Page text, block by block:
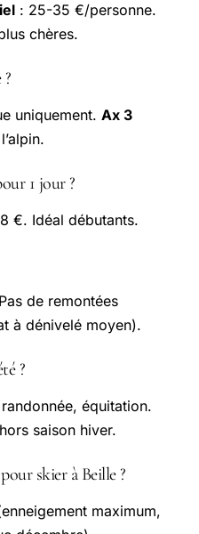
: 25-35 €/personne.
chères.
uniquement. Ax 3
1 jour ?
€. Idéal débutants.
de remontées
à dénivelé moyen).
?
équitation.
saison hiver.
skier à Beille ?
maximum,